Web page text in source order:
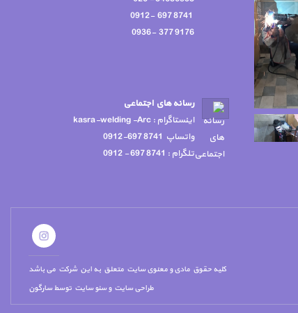
9176 377 -0936
رسانه هاي اجتماعي
اينستاگرام : kasra-welding -Arc
واتساپ 8741 697-0912
تلگرام : 8741 697 - 0912
کلیه حقوق مادی و معنوی سایت متعلق به این شرکت می باشد
طراحی سایتوسئو سایت توسطسارگون